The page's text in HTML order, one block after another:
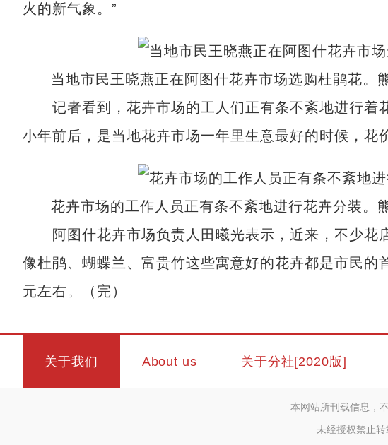
火的新气象。”
当地市民王晓燕正在阿图什花卉市场选购杜鹃花。
记者看到，花卉市场的工人们正有条不紊地进行着
小年前后，是当地花卉市场一年里生意最好的时候，花
花卉市场的工作人员正有条不紊地进行花卉分装。
阿图什花卉市场负责人田曦光表示，近来，不少花
像杜鹃、蝴蝶兰、富贵竹这些寓意好的花卉都是市民
元左右。（完）
关于我们 About us 关于分社[2020版]
本网站所刊载信息，
未经授权禁止